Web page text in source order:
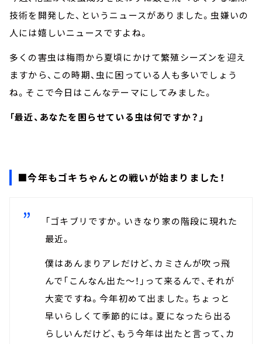
技術を開発した、というニュースがありました。虫嫌いの
人には嬉しいニュースですよね。
多くの害虫は梅雨から夏頃にかけて繁殖シーズンを迎え
ますから、この時期、虫に困っている人も多いでしょう
ね。そこで今日はこんなテーマにしてみました。
「最近、あなたを困らせている虫は何ですか？」
■今年もゴキちゃんとの戦いが始まりました！
「ゴキブリですか。いきなり家の階段に現れた
最近。
僕はあんまりアレだけど、カミさんが吹っ飛
んで「こんなん出た～！」って来るんで、それが
大変ですね。今年初めて出ました。ちょっと
早いらしくて季節的には。夏になったら出る
らしいんだけど、もう今年は出たと言って、カ